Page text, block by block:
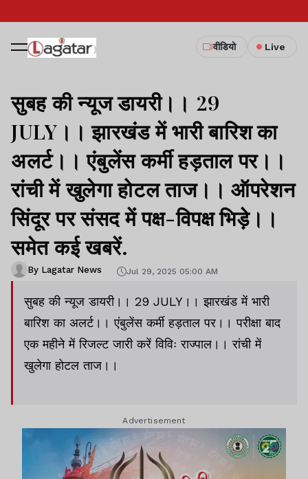
वीडियो Live
सुबह की न्यूज डायरी।। 29
JULY।। झारखंड में भारी बारिश का
अलर्ट।। एंबुलेंस कर्मी हड़ताल पर।।
रांची में खुलेगा होटल ताज।। ऑपरेशन
सिंदूर पर संसद में पक्ष-विपक्ष भिड़े।।
समेत कई खबरें.
By Lagatar News Jul 29, 2025 05:00 AM
सुबह की न्यूज डायरी।। 29 JULY।। झारखंड में भारी
बारिश का अलर्ट।। एंबुलेंस कर्मी हड़ताल पर।। परीक्षा बाद
एक महीने में रिजल्ट जारी करें विविः राज्पाल।। रांची में
खुलेगा होटल ताज।।
Advertisement